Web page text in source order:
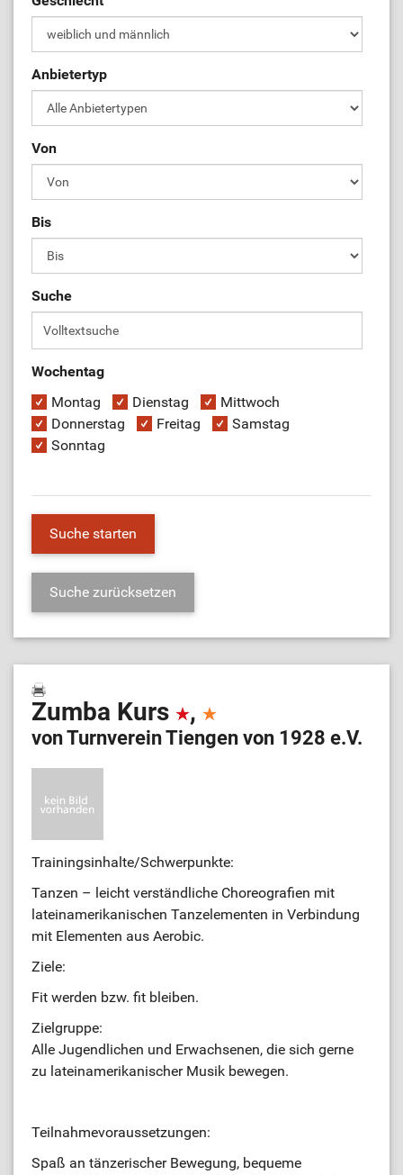
ÜL-Börse
Anbietertyp
Von
Bis
Suche
Wochentag
Montag
Dienstag
Mittwoch
Donnerstag
Freitag
Samstag
Sonntag
Zumba Kurs ,
von Turnverein Tiengen von 1928 e.V.
Trainingsinhalte/Schwerpunkte:
Tanzen – leicht verständliche Choreografien mit
lateinamerikanischen Tanzelementen in Verbindung
mit Elementen aus Aerobic.
Ziele:
Fit werden bzw. fit bleiben.
Zielgruppe:
Alle Jugendlichen und Erwachsenen, die sich gerne
zu lateinamerikanischer Musik bewegen.
Teilnahmevoraussetzungen:
Spaß an tänzerischer Bewegung, bequeme